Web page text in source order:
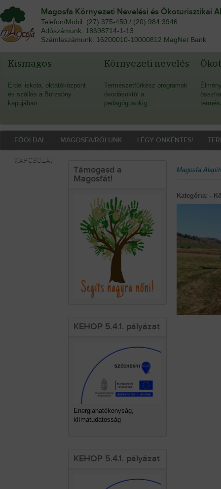
Magosfa Környezeti Nevelési és Ökoturisztikai
Telefon/Mobil: (27) 375-450 / (20) 984 3946
Adószámunk: 18698714-1-13
Számlaszámunk: 16200010-10000812 MagNet Bank
Kismagos
Erdei iskola, oktatóközpont
és szállás a Börzsöny
kapujában…
Környezeti nevelés
Természetfürkész programok
óvodásoktól a
pedagógusokig…
FŐOLDAL MAGOSFA/RÓLUNK LÉGY ÖNKÉNTES!
KAPCSOLAT
Támogasd a
Magosfát!
KEHOP 5.4.1. pályázat
Energiahatékonyság,
klímatudatosság
KEHOP 5.4.1. pályázat
Magosfa
Kategória: -